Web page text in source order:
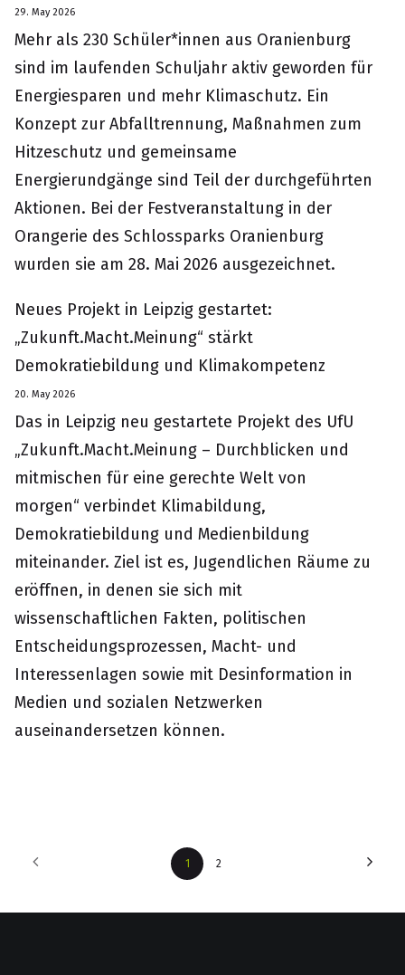
29. May 2026
Mehr als 230 Schüler*innen aus Oranienburg
sind im laufenden Schuljahr aktiv geworden für
Energiesparen und mehr Klimaschutz. Ein
Konzept zur Abfalltrennung, Maßnahmen zum
Hitzeschutz und gemeinsame
Energierundgänge sind Teil der durchgeführten
Aktionen. Bei der Festveranstaltung in der
Orangerie des Schlossparks Oranienburg
wurden sie am 28. Mai 2026 ausgezeichnet.
Neues Projekt in Leipzig gestartet:
„Zukunft.Macht.Meinung“ stärkt
Demokratiebildung und Klimakompetenz
20. May 2026
Das in Leipzig neu gestartete Projekt des UfU
„Zukunft.Macht.Meinung – Durchblicken und
mitmischen für eine gerechte Welt von
morgen“ verbindet Klimabildung,
Demokratiebildung und Medienbildung
miteinander. Ziel ist es, Jugendlichen Räume zu
eröffnen, in denen sie sich mit
wissenschaftlichen Fakten, politischen
Entscheidungsprozessen, Macht- und
Interessenlagen sowie mit Desinformation in
Medien und sozialen Netzwerken
auseinandersetzen können.
1 2